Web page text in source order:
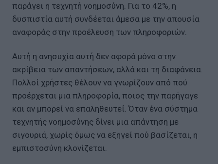
παράγει η τεχνητή νοημοσύνη. Για το 42%, η
δυσπιστία αυτή συνδέεται άμεσα με την απουσία
αναφοράς στην προέλευση των πληροφοριών.
Αυτή η ανησυχία αυτή δεν αφορά μόνο στην
ακρίβεια των απαντήσεων, αλλά και τη διαφάνεια.
Πολλοί χρήστες θέλουν να γνωρίζουν από πού
προέρχεται μια πληροφορία, ποιος την παρήγαγε
και αν μπορεί να επαληθευτεί. Όταν ένα σύστημα
τεχνητής νοημοσύνης δίνει μια απάντηση με
σιγουριά, χωρίς όμως να εξηγεί πού βασίζεται, η
εμπιστοσύνη κλονίζεται.